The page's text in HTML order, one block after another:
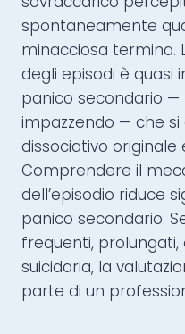
spontaneamente
minacciosa termina.
degli episodi è
panico secondario
impazzendo — che si
dissociativo originale
Comprendere il
dell’episodio riduce
panico secondario.
frequenti, prolungati,
suicidaria, la
parte di un